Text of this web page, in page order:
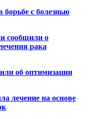
с болезнью
сообщили о
рака
об оптимизации
лечение на основе